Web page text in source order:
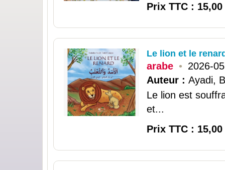
Prix TTC : 15,00
Le lion et le
arabe • 2026-05
Auteur : Ayadi,
Le lion est
et...
Prix TTC : 15,00